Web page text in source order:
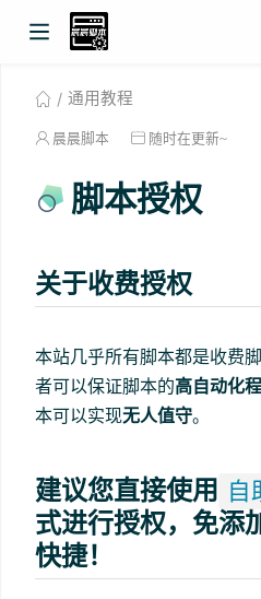
通用教程
晨晨脚本 随时在更新~
脚本授权
关于收费授权
本站几乎所有脚本都是收费
者可以保证脚本的高自动化
本可以实现无人值守。
建议您直接使用 自
式进行授权，免添
快捷！